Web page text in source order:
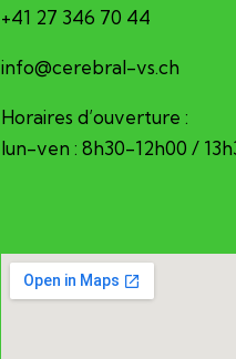
+41 27 346 70 44
hc.sv-larberec@ofni
Horaires d’ouverture :
lun-ven : 8h30-12h00 /